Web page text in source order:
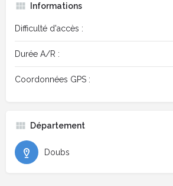
Informations
Difficulté d'accès :
Durée A/R :
Coordonnées GPS :
Département
Doubs